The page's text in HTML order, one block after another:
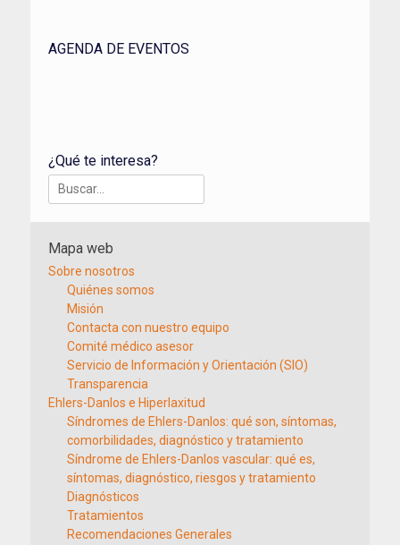
AGENDA DE EVENTOS
¿Qué te interesa?
Buscar:
Mapa web
Sobre nosotros
Quiénes somos
Misión
Contacta con nuestro equipo
Comité médico asesor
Servicio de Información y Orientación (SIO)
Transparencia
Ehlers-Danlos e Hiperlaxitud
Síndromes de Ehlers-Danlos: qué son, síntomas,
comorbilidades, diagnóstico y tratamiento
Síndrome de Ehlers-Danlos vascular: qué es,
síntomas, diagnóstico, riesgos y tratamiento
Diagnósticos
Tratamientos
Recomendaciones Generales